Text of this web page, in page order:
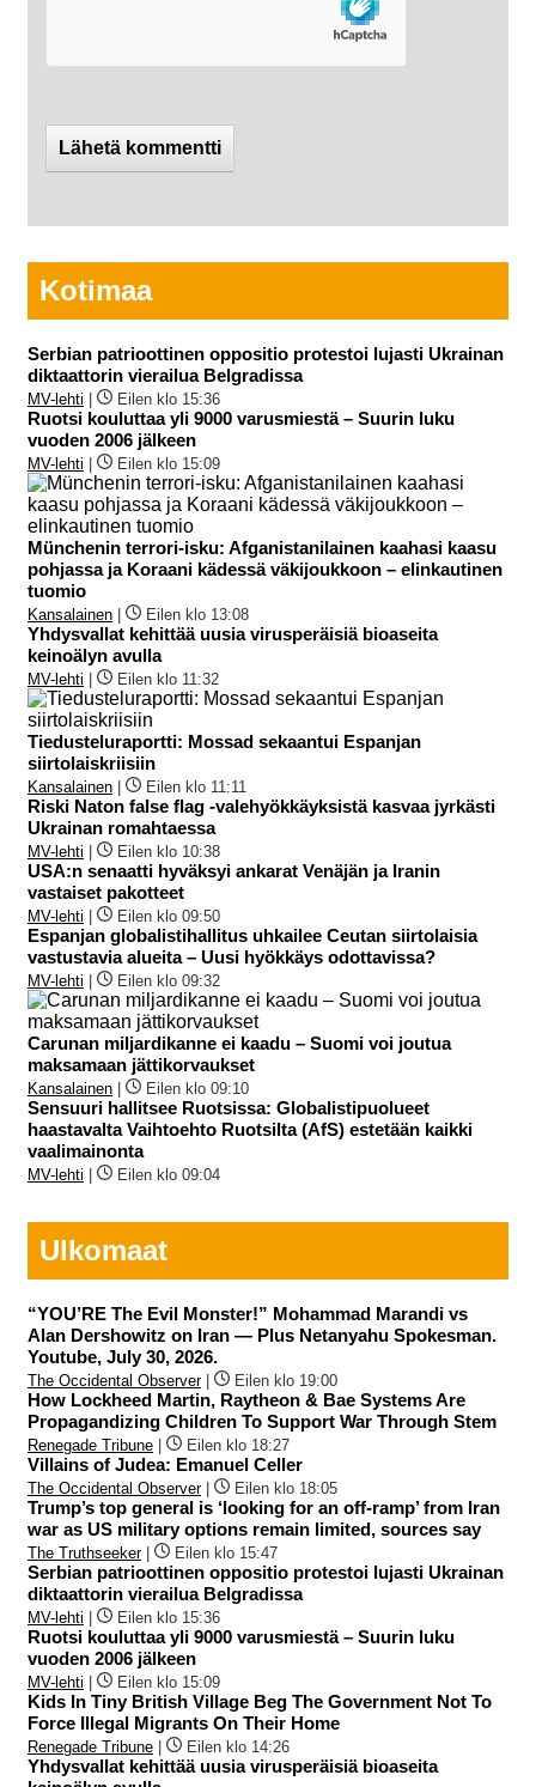
Kotimaa
Serbian patrioottinen oppositio protestoi lujasti Ukrainan
diktaattorin vierailua Belgradissa
MV-lehti Eilen klo 15:36
Ruotsi kouluttaa yli 9000 varusmiestä – Suurin luku
vuoden 2006 jälkeen
MV-lehti Eilen klo 15:09
Münchenin terrori-isku: Afganistanilainen kaahasi kaasu
pohjassa ja Koraani kädessä väkijoukkoon – elinkautinen
tuomio
Kansalainen Eilen klo 13:08
Yhdysvallat kehittää uusia virusperäisiä bioaseita
keinoälyn avulla
MV-lehti Eilen klo 11:32
Tiedusteluraportti: Mossad sekaantui Espanjan
siirtolaiskriisiin
Kansalainen Eilen klo 11:11
Riski Naton false flag -valehyökkäyksistä kasvaa jyrkästi
Ukrainan romahtaessa
MV-lehti Eilen klo 10:38
USA:n senaatti hyväksyi ankarat Venäjän ja Iranin
vastaiset pakotteet
MV-lehti Eilen klo 09:50
Espanjan globalistihallitus uhkailee Ceutan siirtolaisia
vastustavia alueita – Uusi hyökkäys odottavissa?
MV-lehti Eilen klo 09:32
Carunan miljardikanne ei kaadu – Suomi voi joutua
maksamaan jättikorvaukset
Kansalainen Eilen klo 09:10
Sensuuri hallitsee Ruotsissa: Globalistipuolueet
haastavalta Vaihtoehto Ruotsilta (AfS) estetään kaikki
vaalimainonta
MV-lehti Eilen klo 09:04
Ulkomaat
“YOU’RE The Evil Monster!” Mohammad Marandi vs
Alan Dershowitz on Iran — Plus Netanyahu Spokesman.
Youtube, July 30, 2026.
The Occidental Observer| Eilen klo 19:00
How Lockheed Martin, Raytheon & Bae Systems Are
Propagandizing Children To Support War Through Stem
Renegade Tribune Eilen klo 18:27
Villains of Judea: Emanuel Celler
The Occidental Observer| Eilen klo 18:05
Trump’s top general is ‘looking for an off-ramp’ from Iran
war as US military options remain limited, sources say
The Truthseeker| Eilen klo 15:47
Serbian patrioottinen oppositio protestoi lujasti Ukrainan
diktaattorin vierailua Belgradissa
MV-lehti Eilen klo 15:36
Ruotsi kouluttaa yli 9000 varusmiestä – Suurin luku
vuoden 2006 jälkeen
MV-lehti Eilen klo 15:09
Kids In Tiny British Village Beg The Government Not To
Force Illegal Migrants On Their Home
Renegade Tribune Eilen klo 14:26
Yhdysvallat kehittää uusia virusperäisiä bioaseita